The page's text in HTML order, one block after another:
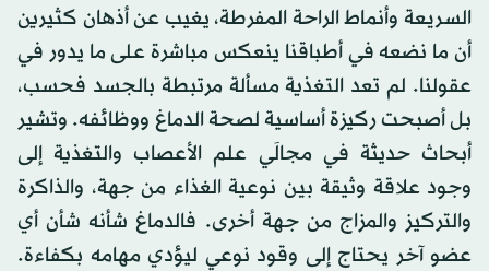
السريعة وأنماط الراحة المفرطة، يغيب عن أذهان كثيرين
أن ما نضعه في أطباقنا ينعكس مباشرة على ما يدور في
عقولنا. لم تعد التغذية مسألة مرتبطة بالجسد فحسب،
بل أصبحت ركيزة أساسية لصحة الدماغ ووظائفه. وتشير
أبحاث حديثة في مجالَي علم الأعصاب والتغذية إلى
وجود علاقة وثيقة بين نوعية الغذاء من جهة، والذاكرة
والتركيز والمزاج من جهة أخرى. فالدماغ شأنه شأن أي
عضو آخر يحتاج إلى وقود نوعي ليؤدي مهامه بكفاءة.